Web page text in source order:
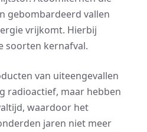
gebombardeerd vallen
vrijkomt. Hierbij
soorten kernafval.
van uiteengevallen
radioactief, maar hebben
waardoor het
jaren niet meer